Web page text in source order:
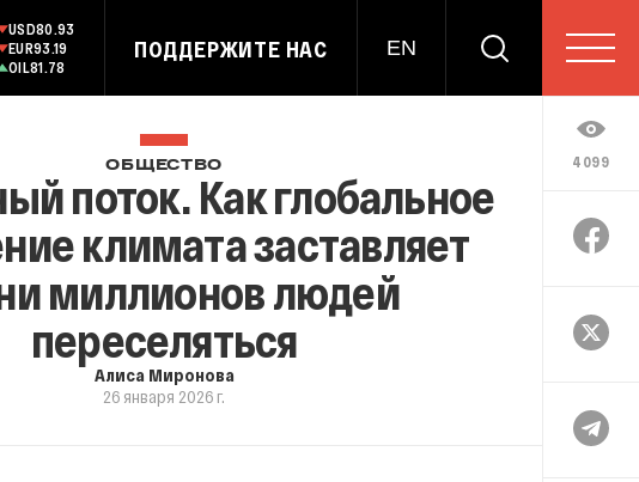
USD80.93
EUR93.19
OIL81.78
ПОДДЕРЖИТЕ НАС EN
4099
ОБЩЕСТВО
поток. Как глобальное
климата заставляет
миллионов людей
переселяться
Алиса Миронова
26 января 2026 г.